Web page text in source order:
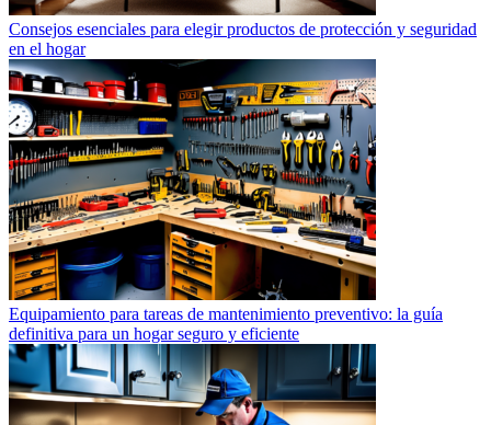
Consejos esenciales para elegir productos de protección y seguridad
en el hogar
Equipamiento para tareas de mantenimiento preventivo: la guía
definitiva para un hogar seguro y eficiente